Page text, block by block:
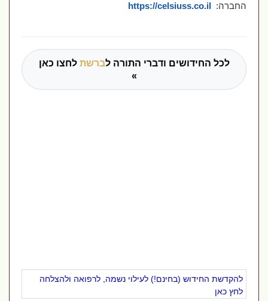
החברה: https://celsiuss.co.il
לכל החידושים ודברי התורה לברשתלחצו כאן
להקדשת החידוש (בחינם!) לעילוי נשמה, לרפואה ולהצלחה
לחץ כאן